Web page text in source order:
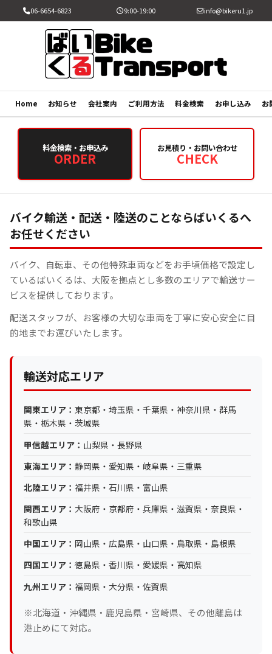
06-6654-6823 9:00-19:00 info@bikeru1.jp
Home お知らせ 会社案内 ご利用方法 料金検索 お申し込み お
料金検索・お申込み
ORDER
お見積り・お問い合わせ
CHECK
バイク輸送・配送・陸送のことならばいくるへ
お任せください
バイク、自転車、その他特殊車両などをお手頃価格で設定し
ているばいくるは、大阪を拠点とし多数のエリアで輸送サー
ビスを提供しております。
配送スタッフが、お客様の大切な車両を丁寧に安心安全に目
的地までお運びいたします。
輸送対応エリア
関東エリア：東京都・埼玉県・千葉県・神奈川県・群馬
県・栃木県・茨城県
甲信越エリア： 山梨県・長野県
東海エリア：静岡県・愛知県・岐阜県・三重県
北陸エリア：福井県・石川県・富山県
関西エリア： 大阪府・京都府・兵庫県・滋賀県・奈良県・
和歌山県
中国エリア： 岡山県・広島県・山口県・鳥取県・島根県
四国エリア：徳島県・香川県・愛媛県・高知県
九州エリア：福岡県・大分県・佐賀県
※北海道・沖縄県・鹿児島県・宮崎県、その他離島は
港止めにて対応。